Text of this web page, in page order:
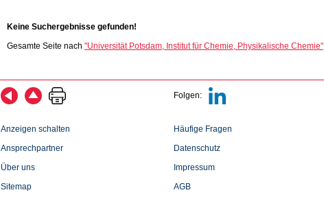
Keine Suchergebnisse gefunden!
Gesamte Seite nach "Universität Potsdam, Institut für Chemie, Physikalische Chemie"
Folgen:
Anzeigen schalten
Ansprechpartner
Über uns
Sitemap
Häufige Fragen
Datenschutz
Impressum
AGB